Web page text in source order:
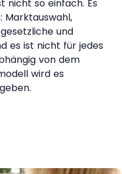
nicht so einfach. Es
Marktauswahl,
und
es ist nicht für jedes
von dem
wird es